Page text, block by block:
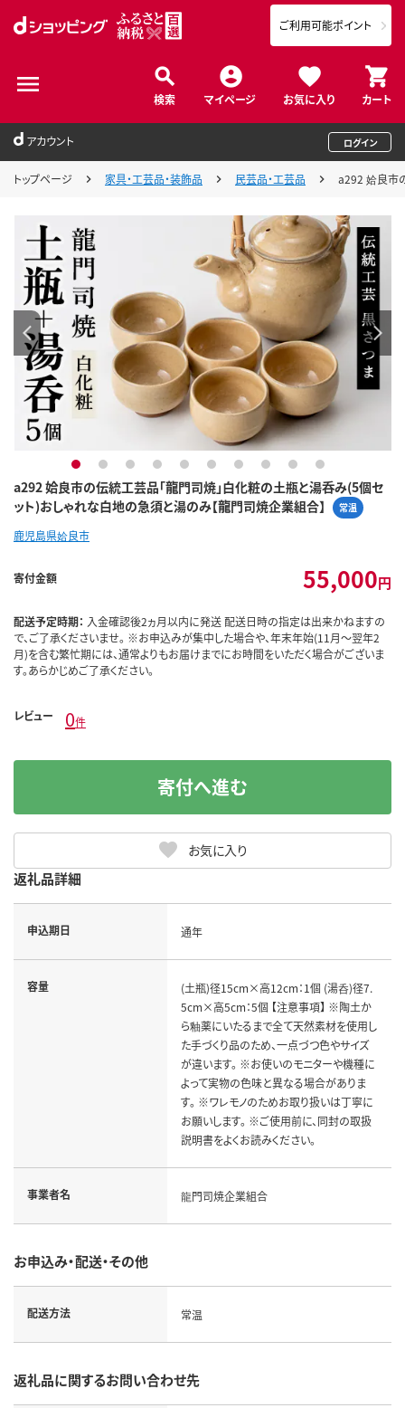
検索 マイページ お気に入り カート
ご利用可能ポイント
アカウント ログイン
トップページ 家具・工芸品・装飾品 民芸品・工芸品 a292 姶良市
a292 姶良市の伝統工芸品「龍門司焼」白化粧の土瓶と湯呑み(5個セ
ット)おしゃれな白地の急須と湯のみ【龍門司焼企業組合】
常温
1 2 3 4 5 6 7 8 9 10
鹿児島県姶良市
寄付金額 55,000円
配送予定時期： 入金確認後2ヵ月以内に発送 配送日時の指定は出来かねますの
で、ご了承くださいませ。 ※お申込みが集中した場合や、年末年始(11月～翌年2
月)を含む繁忙期には、通常よりもお届けまでにお時間をいただく場合がございま
す。あらかじめご了承ください。
レビュー 0件
お気に入り
寄付へ進む
返礼品詳細
申込期日 通年
容量
(土瓶)径15cm×高12cm：1個 (湯呑)径7.
5cm×高5cm：5個 【注意事項】 ※陶土か
ら釉薬にいたるまで全て天然素材を使用し
た手づくり品のため、一点づつ色やサイズ
が違います。 ※お使いのモニターや機種に
よって実物の色味と異なる場合がありま
す。 ※ワレモノのためお取り扱いは丁寧に
お願いします。 ※ご使用前に、同封の取扱
説明書をよくお読みください。
事業者名 龍門司焼企業組合
お申込み・配送・その他
配送方法 常温
返礼品に関するお問い合わせ先